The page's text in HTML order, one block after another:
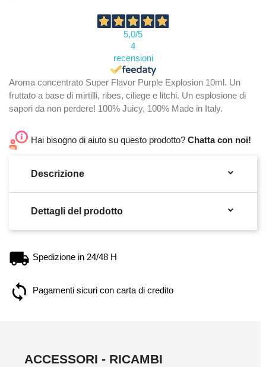
5,0/5
4
recensioni
Aroma concentrato Super Flavor Purple Explosion 10ml. Un
fruttato a base di mirtilli, ribes, ciliege e litchi. Un esplosione di
sapori da non perdere! 100% Juicy, 100% Made in Italy.
Hai bisogno di aiuto su questo prodotto? Chatta con noi!
Descrizione 
Dettagli del prodotto 
Spedizione in 24/48 H
Pagamenti sicuri con carta di credito
ACCESSORI - RICAMBI